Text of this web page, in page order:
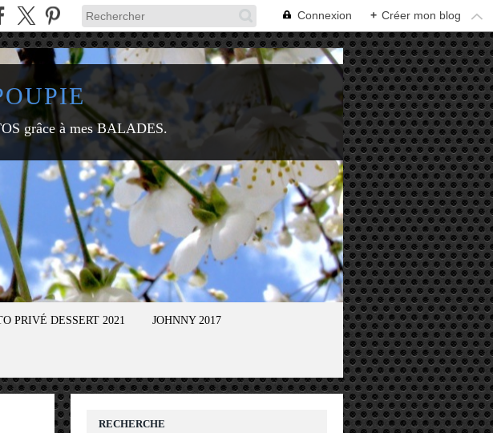
Connexion + Créer mon blog
grâce à mes BALADES.
PRIVÉ DESSERT 2021 JOHNNY 2017
RECHERCHE